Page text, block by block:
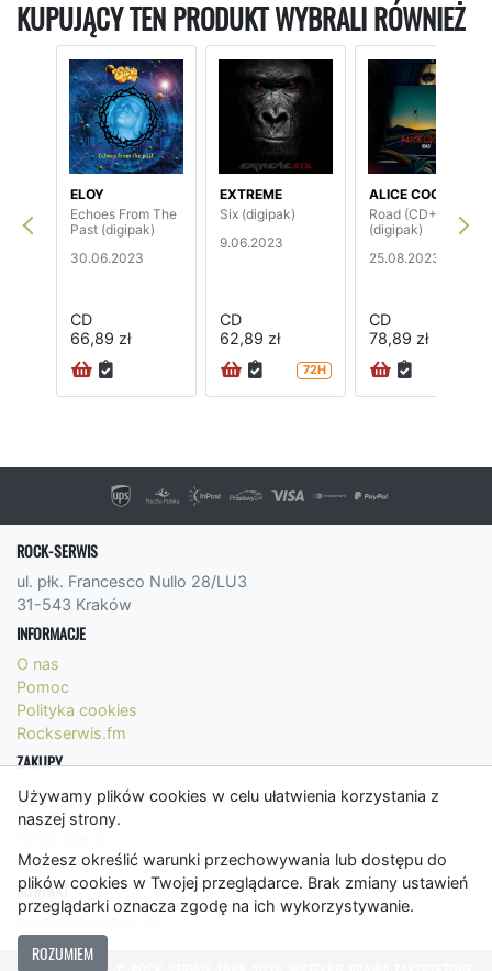
Używamy plików cookies w celu ułatwienia korzystania z
naszej strony.
Możesz określić warunki przechowywania lub dostępu do
plików cookies w Twojej przeglądarce. Brak zmiany ustawień
przeglądarki oznacza zgodę na ich wykorzystywanie.
ROZUMIEM
KUPUJĄCY TEN PRODUKT WYBRALI RÓWNIEŻ
ELOY
Echoes From The
Past (digipak)
30.06.2023
CD
66,89 zł
EXTREME
Six (digipak)
9.06.2023
CD
62,89 zł
72H
ALICE COOPER
Road (CD+DVD)
(digipak)
25.08.2023
CD
78,89 zł
ROCK-SERWIS
ul. płk. Francesco Nullo 28/LU3
31-543 Kraków
INFORMACJE
O nas
Pomoc
Polityka cookies
Rockserwis.fm
ZAKUPY
Formy płatności
Koszty wysyłki
Regulamin
KONTAKT
bok@rockserwis.pl